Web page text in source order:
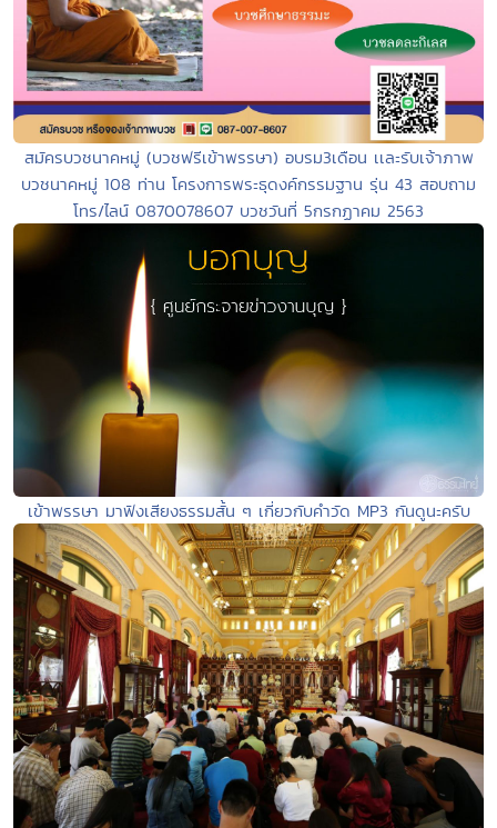
สมัครบวชนาคหมู่ (บวชฟรีเข้าพรรษา) อบรม3เดือน เเละรับเจ้าภาพ
บวชนาคหมู่ 108 ท่าน โครงการพระธุดงค์กรรมฐาน รุ่น 43 สอบถาม
โทร/ไลน์ 0870078607 บวชวันที่ 5กรกฏาคม 2563
เข้าพรรษา มาฟังเสียงธรรมสั้น ๆ เกี่ยวกับคำวัด MP3 กันดูนะครับ